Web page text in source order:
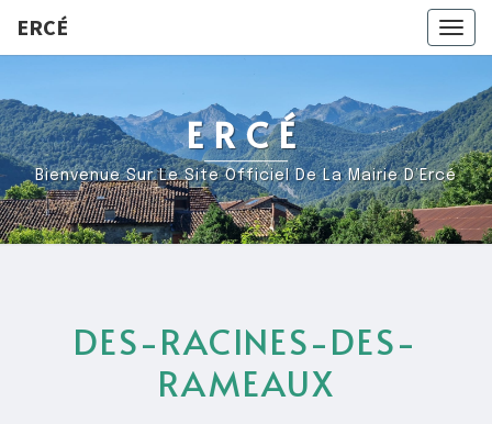
ERCÉ
ERCÉ
Bienvenue Sur Le Site Officiel De La Mairie D’Ercé
DES-RACINES-DES-
RAMEAUX